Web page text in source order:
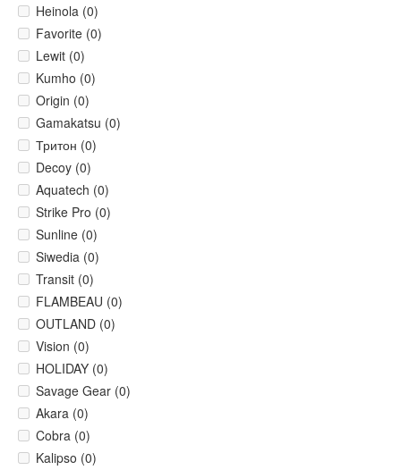
Heinola (0)
Favorite (0)
Lewit (0)
Kumho (0)
Origin (0)
Gamakatsu (0)
Тритон (0)
Decoy (0)
Aquatech (0)
Strike Pro (0)
Sunline (0)
Siwedia (0)
Transit (0)
FLAMBEAU (0)
OUTLAND (0)
Vision (0)
HOLIDAY (0)
Savage Gear (0)
Akara (0)
Cobra (0)
Kalipso (0)